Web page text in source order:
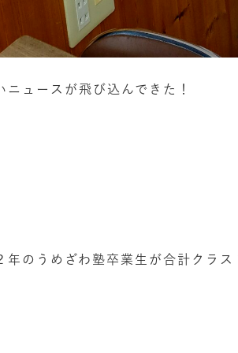
ニュースが飛び込んできた！
年のうめざわ塾卒業生が合計クラス